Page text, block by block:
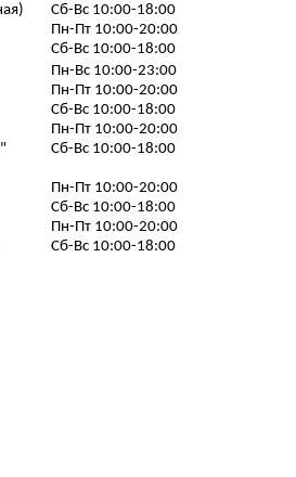
Сб-Вс 10:00-18:00
Пн-Пт 10:00-20:00
Сб-Вс 10:00-18:00
Пн-Вс 10:00-23:00
Пн-Пт 10:00-20:00
Сб-Вс 10:00-18:00
Пн-Пт 10:00-20:00
Сб-Вс 10:00-18:00
Пн-Пт 10:00-20:00
Сб-Вс 10:00-18:00
Пн-Пт 10:00-20:00
Сб-Вс 10:00-18:00